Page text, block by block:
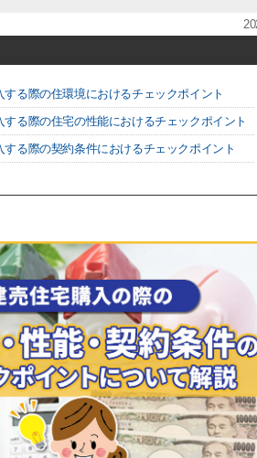
る際の住環境におけるチェックポイント
る際の住宅の性能におけるチェックポイント
る際の契約条件におけるチェックポイント